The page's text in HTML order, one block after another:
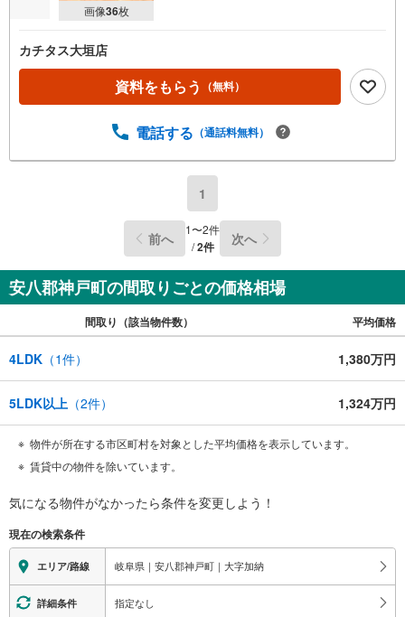
画像36枚
カチタス大垣店
資料をもらう （無料）
電話する （通話料無料）
1
前へ 1〜2件
/2件 次へ
安八郡神戸町の間取りごとの価格相場
間取り（該当物件数） 平均価格
4LDK （1件） 1,380万円
5LDK以上 （2件） 1,324万円
物件が所在する市区町村を対象とした平均価格を表示しています。
賃貸中の物件を除いています。
気になる物件がなかったら条件を変更しよう！
現在の検索条件
エリア/路線 岐阜県｜安八郡神戸町｜大字加納
詳細条件 指定なし